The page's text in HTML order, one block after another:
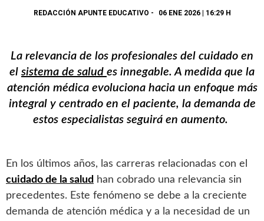
REDACCIÓN APUNTE EDUCATIVO - 06 ENE 2026 | 16:29 H
La relevancia de los profesionales del cuidado en
el sistema de salud es innegable. A medida que la
atención médica evoluciona hacia un enfoque más
integral y centrado en el paciente, la demanda de
estos especialistas seguirá en aumento.
En los últimos años, las carreras relacionadas con el
cuidado de la salud han cobrado una relevancia sin
precedentes. Este fenómeno se debe a la creciente
demanda de atención médica y a la necesidad de un